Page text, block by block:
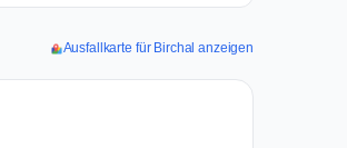
Ausfallkarte für Birchal anzeigen